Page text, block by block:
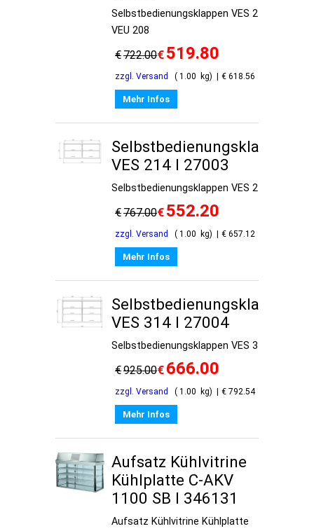
Selbstbedienungsklappen VES 211 /
VEU 208
€722.00€ 519.80
zzgl. Versand 1.00 kg € 618.56
Mehr Infos
Selbstbedienungsklappen
VES 214 I 27003
Selbstbedienungsklappen VES 214
€767.00€ 552.20
zzgl. Versand 1.00 kg € 657.12
Mehr Infos
Selbstbedienungsklappen
VES 314 I 27004
Selbstbedienungsklappen VES 314
€925.00€ 666.00
zzgl. Versand 1.00 kg € 792.54
Mehr Infos
Aufsatz Kühlvitrine
Kühlplatte C-AKV
1100 SB I 346131
Aufsatz Kühlvitrine Kühlplatte